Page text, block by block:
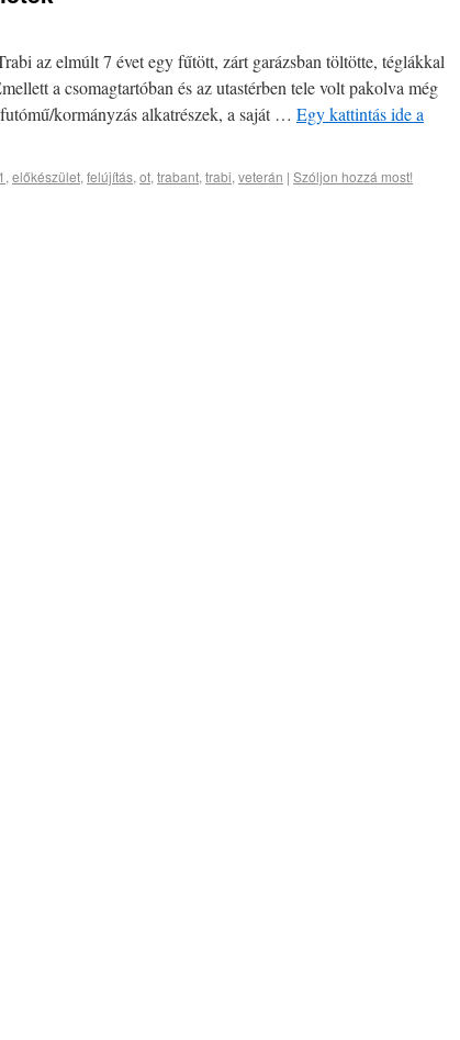
az elmúlt 7 évet egy fűtött, zárt garázsban töltötte, téglákkal
a csomagtartóban és az utastérben tele volt pakolva még
kormányzás alkatrészek, a saját … Egy kattintás ide a
, előkészület, felújítás, ot, trabant, trabi, veterán | Szóljon hozzá most!